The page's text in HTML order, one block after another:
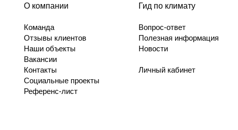
О компании
Команда
Отзывы клиентов
Наши объекты
Вакансии
Контакты
Социальные проекты
Референс-лист
Гид по климату
Вопрос-ответ
Полезная информация
Новости
Личный кабинет